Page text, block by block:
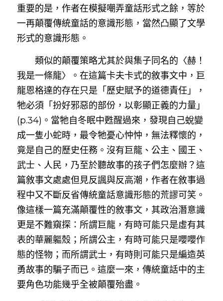
重要的是，作者在模擬嘲弄童話形式之餘，等於
一再顛覆傳統童話的意識形態，當然凸顯了文學
形式的意識形態。
類似的顛覆策略尤其於與集子同名的〈赫！
我是一條龍〉。在這篇卡夫卡式的敘事文中，巨
龍恩格達的存在只是「歷史賦予的道德責任」，
牠必須「扮好邪惡的部份，以彰顯正義的力量」
(p.34)。當牠自冬眠中甦醒過來，發現自己蛻變
成一隻小蛇時，最令牠憂心忡忡，無法釋懷的，
竟是自己的歷史任務。沒有巨龍、公主、國王、
武士、人民，乃至於聽故事的孩子們怎麼辦？這
篇敘事文處處但見反諷與反高潮，作者在敘事過
程中又不斷反省傳統童話意識形態的荒謬可笑。
像這樣一篇充滿顛覆性的敘事文，其政治潛意識
更是不難窺探：所謂巨龍，有時可能只是虛有其
表的華麗軀殼；所謂公主，有時可能只是嚶嚶作
態的怪物；而所謂武士，有時則可能只是編造英
勇故事的騙子而已。這麼一來，傳統童話中的主
要角色功能幾乎全被顛覆殆盡。